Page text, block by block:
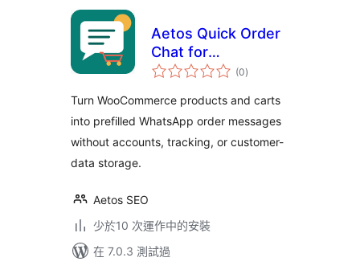
Aetos Quick Order
Chat for
WooCommerce
(0總
評)
Turn WooCommerce products and carts
into prefilled WhatsApp order messages
without accounts, tracking, or customer-
data storage.
Aetos SEO
少於10 次運作中的安裝
在 7.0.3 測試過